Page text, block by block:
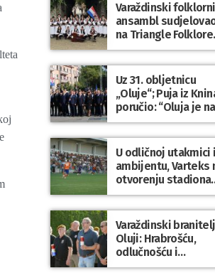
Varaždinski folklorni
ansambl
na Triangle Folklore
Festivalu u Danskoj
Uz 31. obljetnicu
„Oluje“; Puja iz
poručio: “Oluja je
najveća pobjeda,
simbol slobode i
zajedništva!”
U odličnoj utakmici i
ambijentu, Varteks
otvorenju stadiona
odigrao 1:1 s
Mariborom
Varaždinski
Oluji: Hrabrošću,
odlučnošću i
zajedništvom do